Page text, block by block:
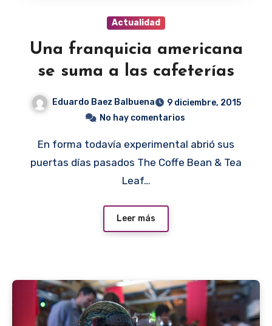
Actualidad
Una franquicia americana
se suma a las cafeterías
Eduardo Baez Balbuena
9 diciembre, 2015
No hay comentarios
En forma todavía experimental abrió sus
puertas días pasados The Coffe Bean & Tea
Leaf…
Leer más